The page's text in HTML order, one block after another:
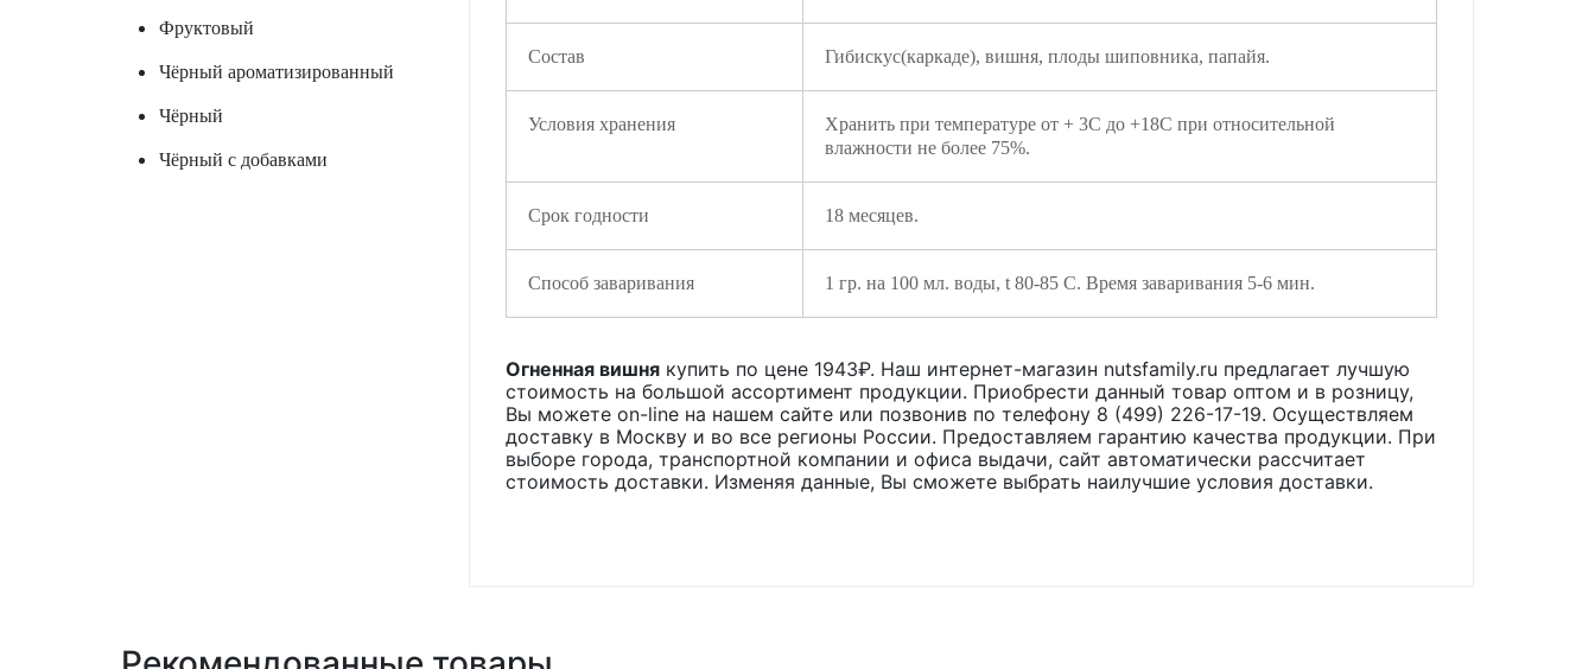
Фруктовый
Чёрный ароматизированный
Чёрный
Чёрный с добавками
Состав Гибискус(каркаде), вишня, плоды шиповника, папайя.
Условия хранения
Хранить при температуре от + 3С до +18С при относительной
влажности не более 75%.
Срок годности 18 месяцев.
Способ заваривания 1 гр. на 100 мл. воды, t 80-85 C. Время заваривания 5-6 мин.
Огненная вишнякупить по цене 1943₽. Наш интернет-магазин nutsfamily.ru предлагает лучшую
стоимость на большой ассортимент продукции. Приобрести данный товар оптом и в розницу,
Вы можете on-line на нашем сайте или позвонив по телефону 8 (499) 226-17-19. Осуществляем
доставку в Москву и во все регионы России. Предоставляем гарантию качества продукции. При
выборе города, транспортной компании и офиса выдачи, сайт автоматически рассчитает
стоимость доставки. Изменяя данные, Вы сможете выбрать наилучшие условия доставки.